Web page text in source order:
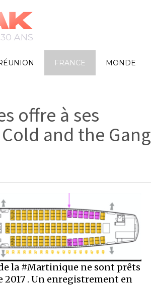
FRANCE MONDE
offre à ses
Cold and the Gang
la #Martinique ne sont prêts
2017 . Un enregistrement en